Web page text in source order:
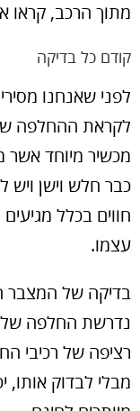
מתוך הרכב,
קודם כל בדיקה
לפני שאנחנו
לקראת ההחלפה
מכשיר מיוחד
כבר חלש וישן
חווים בכלל
עצמו.
בדיקה של המצבר
נדרשת החלפה
רציפה של רכיבי
מבלי לבדוק אותו,